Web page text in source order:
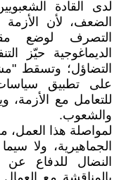
لدى القادة
الضعف، لأن
التصرف لوضع
الديماغوجية حيّز
التضاؤل؛ وتسقط
على تطبيق سياسات
للتعامل مع الأزمة،
والشعوب.
لمواصلة هذا
الجماهيرية، ولا
النضال للدفاع